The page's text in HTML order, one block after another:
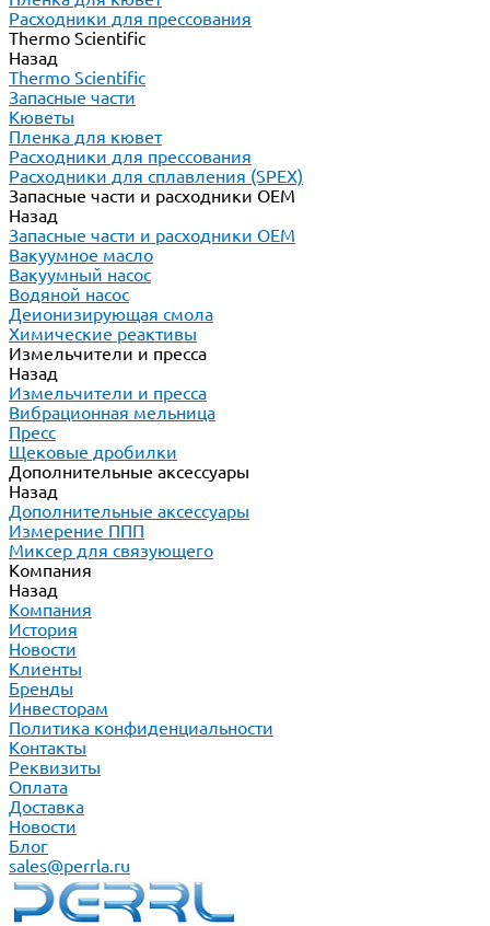
Расходники для прессования
Thermo Scientific
Назад
Thermo Scientific
Запасные части
Кюветы
Пленка для кювет
Расходники для прессования
Расходники для сплавления (SPEX)
Запасные части и расходники ОЕМ
Назад
Запасные части и расходники ОЕМ
Вакуумное масло
Вакуумный насос
Водяной насос
Деионизирующая смола
Химические реактивы
Измельчители и пресса
Назад
Измельчители и пресса
Вибрационная мельница
Пресс
Щековые дробилки
Дополнительные аксессуары
Назад
Дополнительные аксессуары
Измерение ППП
Миксер для связующего
Компания
Назад
Компания
История
Новости
Клиенты
Бренды
Инвесторам
Политика конфиденциальности
Контакты
Реквизиты
Оплата
Доставка
Новости
Блог
sales@perrla.ru